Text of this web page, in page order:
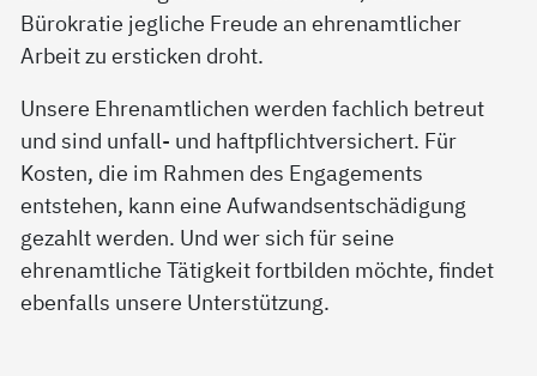
Bürokratie jegliche Freude an ehrenamtlicher
Arbeit zu ersticken droht.
Unsere Ehrenamtlichen werden fachlich betreut
und sind unfall- und haftpflichtversichert. Für
Kosten, die im Rahmen des Engagements
entstehen, kann eine Aufwandsentschädigung
gezahlt werden. Und wer sich für seine
ehrenamtliche Tätigkeit fortbilden möchte, findet
ebenfalls unsere Unterstützung.